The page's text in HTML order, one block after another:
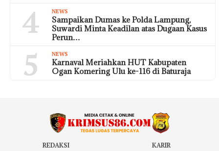
4 NEWS
Sampaikan Dumas ke Polda Lampung,
Suwardi Minta Keadilan atas Dugaan Kasus
Perun…
5 NEWS
Karnaval Meriahkan HUT Kabupaten
Ogan Komering Ulu ke-116 di Baturaja
REDAKSI
KARIR